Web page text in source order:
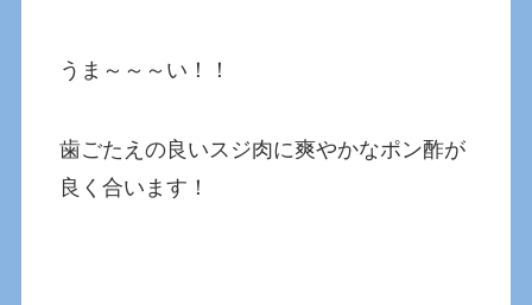
うま～～～い！！
歯ごたえの良いスジ肉に爽やかなポン酢が
良く合います！